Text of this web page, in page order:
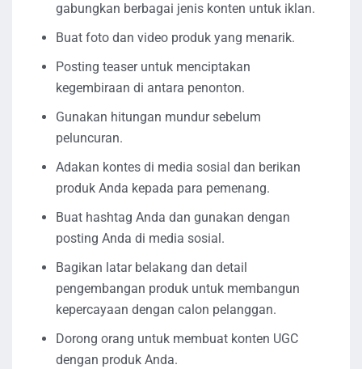
gabungkan berbagai jenis konten untuk iklan.
Buat foto dan video produk yang menarik.
Posting teaser untuk menciptakan
kegembiraan di antara penonton.
Gunakan hitungan mundur sebelum
peluncuran.
Adakan kontes di media sosial dan berikan
produk Anda kepada para pemenang.
Buat hashtag Anda dan gunakan dengan
posting Anda di media sosial.
Bagikan latar belakang dan detail
pengembangan produk untuk membangun
kepercayaan dengan calon pelanggan.
Dorong orang untuk membuat konten UGC
dengan produk Anda.